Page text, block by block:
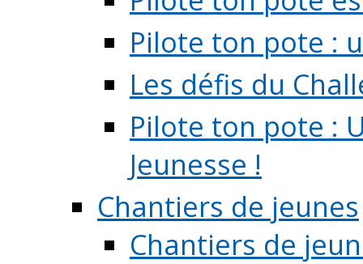
Pilote ton pote :
Les défis du
Pilote ton pote :
Jeunesse !
Chantiers de jeunes
Chantiers de